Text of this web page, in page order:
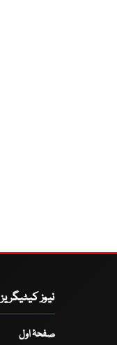
نیوز کیٹیگریز
صفحۂ اول